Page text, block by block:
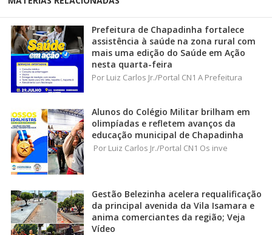
Prefeitura de Chapadinha fortalece
assistência à saúde na zona rural com
mais uma edição do Saúde em Ação
nesta quarta-feira
Por Luiz Carlos Jr./Portal CN1 A Prefeitura
Alunos do Colégio Militar brilham em
olimpíadas e refletem avanços da
educação municipal de Chapadinha
Por Luiz Carlos Jr./Portal CN1 Os inve
Gestão Belezinha acelera requalificação
da principal avenida da Vila Isamara e
anima comerciantes da região; Veja
Vídeo